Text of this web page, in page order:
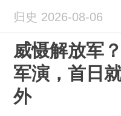
归史 2026-08-06
威慑解放军
军演，首日
外